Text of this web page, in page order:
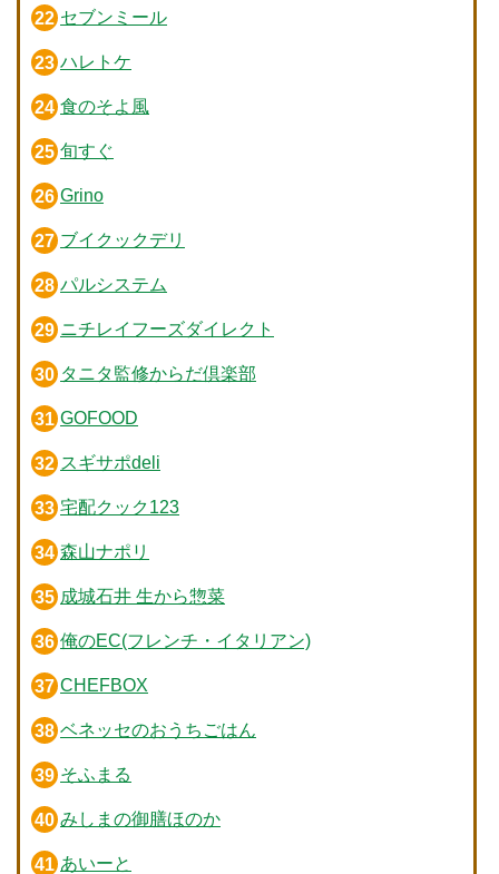
セブンミール
ハレトケ
食のそよ風
旬すぐ
Grino
ブイクックデリ
パルシステム
ニチレイフーズダイレクト
タニタ監修からだ倶楽部
GOFOOD
スギサポdeli
宅配クック123
森山ナポリ
成城石井 生から惣菜
俺のEC(フレンチ・イタリアン)
CHEFBOX
ベネッセのおうちごはん
そふまる
みしまの御膳ほのか
あいーと